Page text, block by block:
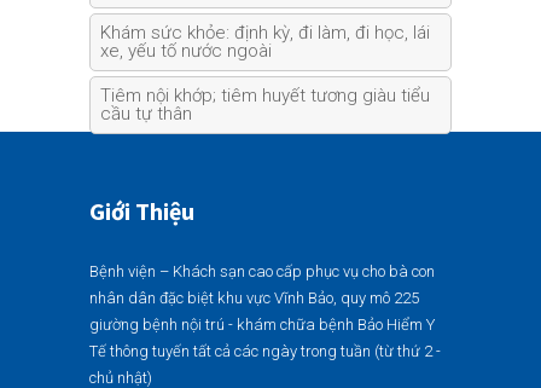
Khám sức khỏe: định kỳ, đi làm, đi học, lái
xe, yếu tố nước ngoài
Tiêm nội khớp; tiêm huyết tương giàu tiểu
cầu tự thân
Giới Thiệu
Bệnh viện – Khách sạn cao cấp phục vụ cho bà con
nhân dân đặc biệt khu vực Vĩnh Bảo, quy mô 225
giường bệnh nội trú - khám chữa bệnh Bảo Hiểm Y
Tế thông tuyến tất cả các ngày trong tuần (từ thứ 2 -
chủ nhật)